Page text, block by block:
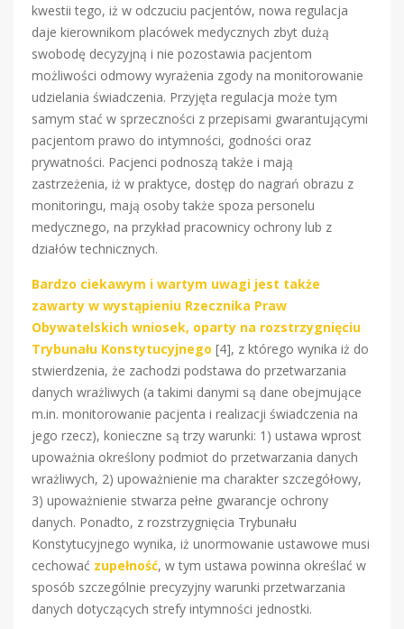
kwestii tego, iż w odczuciu pacjentów, nowa regulacja
daje kierownikom placówek medycznych zbyt dużą
swobodę decyzyjną i nie pozostawia pacjentom
możliwości odmowy wyrażenia zgody na monitorowanie
udzielania świadczenia. Przyjęta regulacja może tym
samym stać w sprzeczności z przepisami gwarantującymi
pacjentom prawo do intymności, godności oraz
prywatności. Pacjenci podnoszą także i mają
zastrzeżenia, iż w praktyce, dostęp do nagrań obrazu z
monitoringu, mają osoby także spoza personelu
medycznego, na przykład pracownicy ochrony lub z
działów technicznych.
Bardzo ciekawym i wartym uwagi jest także
zawarty w wystąpieniu Rzecznika Praw
Obywatelskich wniosek, oparty na rozstrzygnięciu
Trybunału Konstytucyjnego [4], z którego wynika iż do
stwierdzenia, że zachodzi podstawa do przetwarzania
danych wrażliwych (a takimi danymi są dane obejmujące
m.in. monitorowanie pacjenta i realizacji świadczenia na
jego rzecz), konieczne są trzy warunki: 1) ustawa wprost
upoważnia określony podmiot do przetwarzania danych
wrażliwych, 2) upoważnienie ma charakter szczegółowy,
3) upoważnienie stwarza pełne gwarancje ochrony
danych. Ponadto, z rozstrzygnięcia Trybunału
Konstytucyjnego wynika, iż unormowanie ustawowe musi
cechować zupełność, w tym ustawa powinna określać w
sposób szczególnie precyzyjny warunki przetwarzania
danych dotyczących strefy intymności jednostki.